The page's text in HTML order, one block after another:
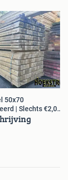
scherpe prijzen,
50x70
| Slechts €2,00